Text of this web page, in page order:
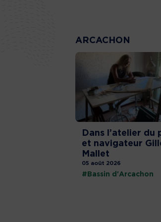
ARCACHON
Dans l’atelier du
et navigateur
Mallet
05 août 2026
#Bassin d'Arcachon